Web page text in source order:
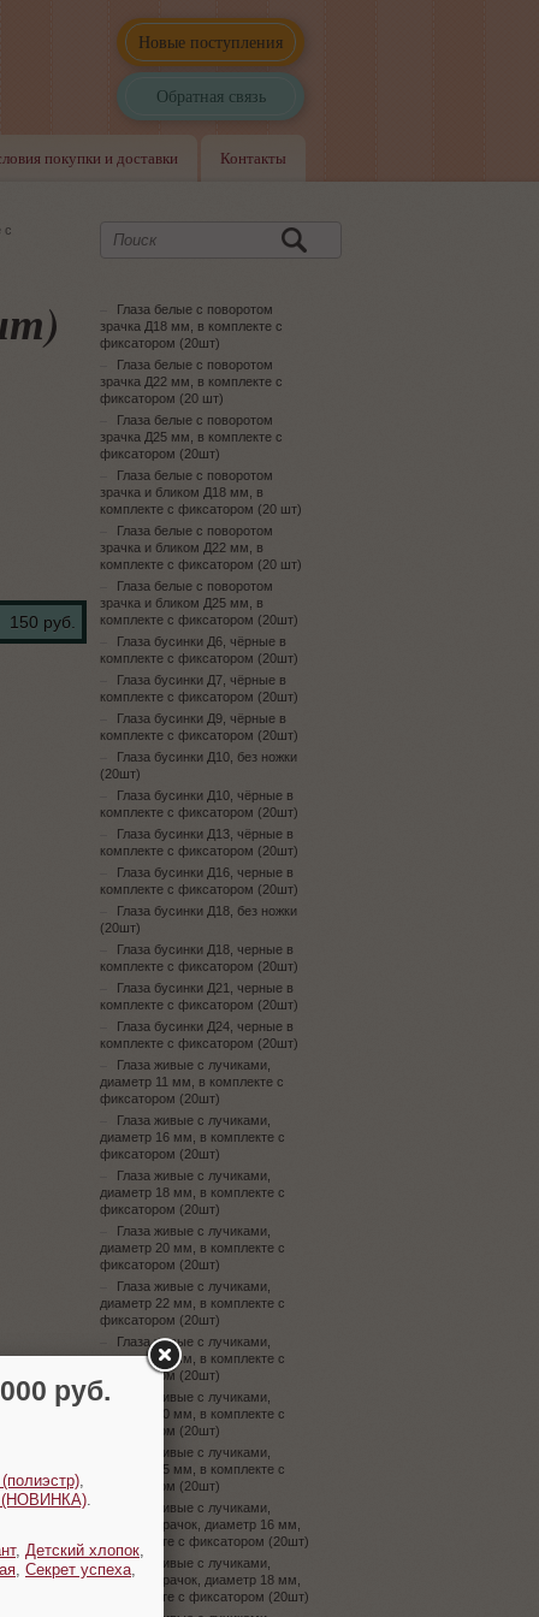
Новые поступления
Обратная связь
покупки и доставки Контакты
с
150 руб.
Глаза белые с поворотом
зрачка Д18 мм, в комплекте с
фиксатором (20шт)
Глаза белые с поворотом
зрачка Д22 мм, в комплекте с
фиксатором (20 шт)
Глаза белые с поворотом
зрачка Д25 мм, в комплекте с
фиксатором (20шт)
Глаза белые с поворотом
зрачка и бликом Д18 мм, в
комплекте с фиксатором (20 шт)
Глаза белые с поворотом
зрачка и бликом Д22 мм, в
комплекте с фиксатором (20 шт)
Глаза белые с поворотом
зрачка и бликом Д25 мм, в
комплекте с фиксатором (20шт)
Глаза бусинки Д6, чёрные в
комплекте с фиксатором (20шт)
Глаза бусинки Д7, чёрные в
комплекте с фиксатором (20шт)
Глаза бусинки Д9, чёрные в
комплекте с фиксатором (20шт)
Глаза бусинки Д10, без ножки
(20шт)
Глаза бусинки Д10, чёрные в
комплекте с фиксатором (20шт)
Глаза бусинки Д13, чёрные в
комплекте с фиксатором (20шт)
Глаза бусинки Д16, черные в
комплекте с фиксатором (20шт)
Глаза бусинки Д18, без ножки
(20шт)
Глаза бусинки Д18, черные в
комплекте с фиксатором (20шт)
Глаза бусинки Д21, черные в
комплекте с фиксатором (20шт)
Глаза бусинки Д24, черные в
комплекте с фиксатором (20шт)
Глаза живые с лучиками,
диаметр 11 мм, в комплекте с
фиксатором (20шт)
Глаза живые с лучиками,
диаметр 16 мм, в комплекте с
фиксатором (20шт)
Глаза живые с лучиками,
диаметр 18 мм, в комплекте с
фиксатором (20шт)
Глаза живые с лучиками,
диаметр 20 мм, в комплекте с
фиксатором (20шт)
Глаза живые с лучиками,
диаметр 22 мм, в комплекте с
фиксатором (20шт)
Глаза живые с лучиками,
диаметр 25 мм, в комплекте с
фиксатором (20шт)
Глаза живые с лучиками,
диаметр 30 мм, в комплекте с
фиксатором (20шт)
Глаза живые с лучиками,
диаметр 35 мм, в комплекте с
фиксатором (20шт)
Глаза живые с лучиками,
кошачий зрачок, диаметр 16 мм,
в комплекте с фиксатором (20шт)
Глаза живые с лучиками,
кошачий зрачок, диаметр 18 мм,
в комплекте с фиксатором (20шт)
руб.
(НОВИНКА)
, Детский хлопок
Секрет успеха